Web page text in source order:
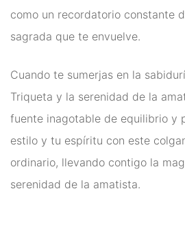
como un recordatorio constante
sagrada que te envuelve.
Cuando te sumerjas en la
Triqueta y la serenidad de la
fuente inagotable de equilibrio y
estilo y tu espíritu con este
ordinario, llevando contigo la
serenidad de la amatista.